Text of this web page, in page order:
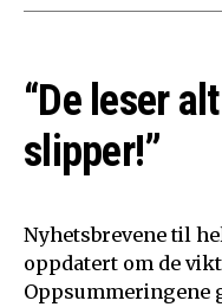
“De leser
slipper!”
Nyhetsbrevene til
oppdatert om de
Oppsummeringene